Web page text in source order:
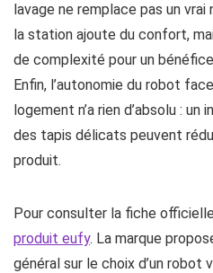
lavage ne remplace pas un
la station ajoute du confort,
de complexité pour un
Enfin, l’autonomie du robot
logement n’a rien d’absolu :
des tapis délicats peuvent
produit.
Pour consulter la fiche
produit eufy. La marque
général sur le choix d’un robot